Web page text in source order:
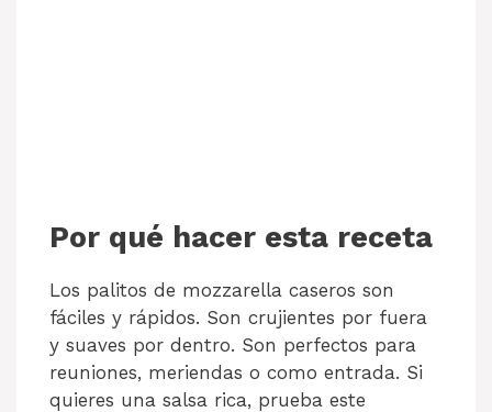
Por qué hacer esta receta
Los palitos de mozzarella caseros son
fáciles y rápidos. Son crujientes por fuera
y suaves por dentro. Son perfectos para
reuniones, meriendas o como entrada. Si
quieres una salsa rica, prueba este